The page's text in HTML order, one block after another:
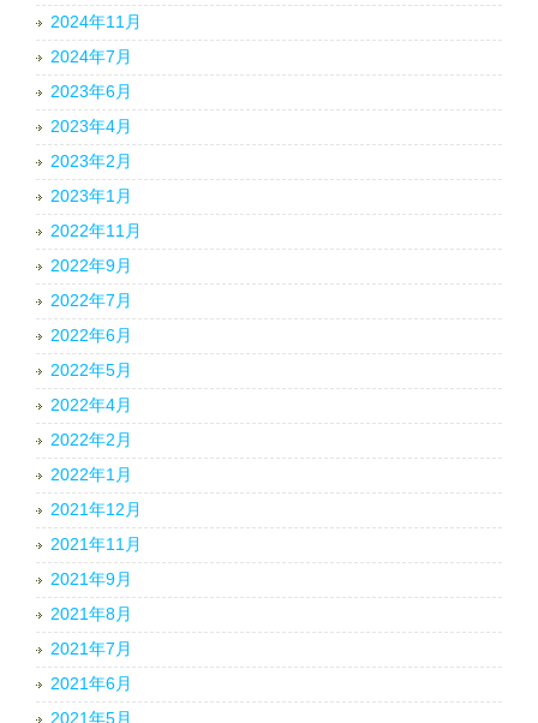
2024年11月
2024年7月
2023年6月
2023年4月
2023年2月
2023年1月
2022年11月
2022年9月
2022年7月
2022年6月
2022年5月
2022年4月
2022年2月
2022年1月
2021年12月
2021年11月
2021年9月
2021年8月
2021年7月
2021年6月
2021年5月